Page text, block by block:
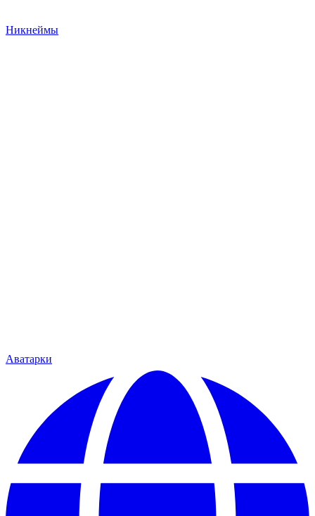
Никнеймы
Аватарки